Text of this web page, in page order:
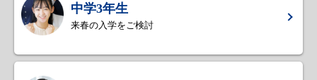
中学3年生
来春の入学をご検討